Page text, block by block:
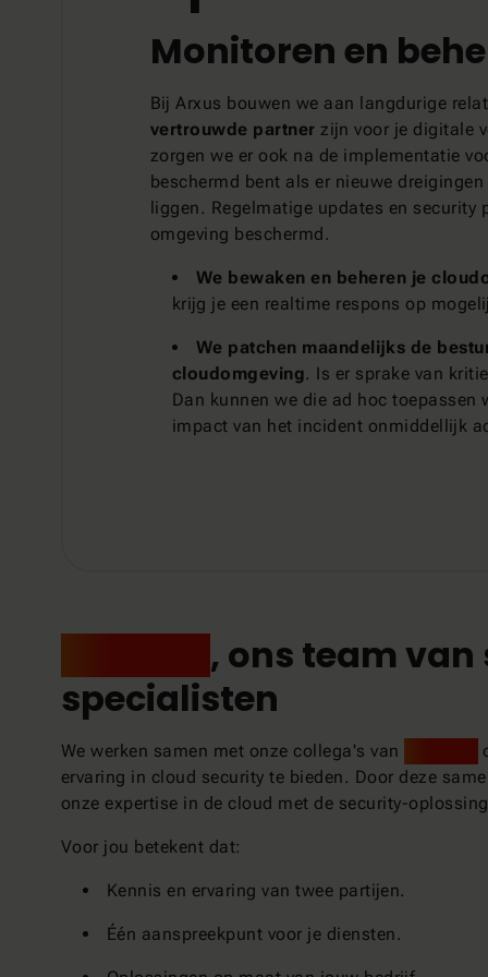
Monitoren en
Bij Arxus bouwen we aan langdurige
vertrouwde partner zijn voor je digitale
zorgen we er ook na de implementatie
beschermd bent als er nieuwe
liggen. Regelmatige updates en security
omgeving beschermd.
We bewaken en beheren je
krijg je een realtime respons op
We patchen maandelijks de
cloudomgeving. Is er sprake van
Dan kunnen we die ad hoc toepassen
impact van het incident onmiddellijk
, ons team
specialisten
We werken samen met onze collega's van
ervaring in cloud security te bieden. Door deze
onze expertise in de cloud met de security-
Voor jou betekent dat:
Kennis en ervaring van twee partijen.
Één aanspreekpunt voor je diensten.